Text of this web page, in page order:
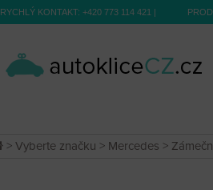
RYCHLÝ KONTAKT: +420 773 114 421 |
> Vyberte značku > Mercedes >